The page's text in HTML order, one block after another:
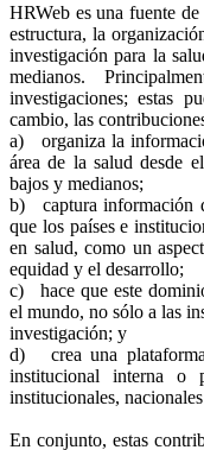
HRWeb es una fuente
estructura, la
investigación para la
medianos.
investigaciones; estas
cambio, las
a) organiza la
área de la salud desde
bajos y medianos;
b) captura información
que los países e
en salud, como un
equidad y el desarrollo;
c) hace que este
el mundo, no sólo a las
investigación; y
d) crea una plataforma
institucional interna o
institucionales,
En conjunto, estas